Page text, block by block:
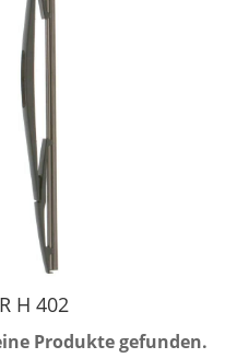
H 402
Produkte gefunden.